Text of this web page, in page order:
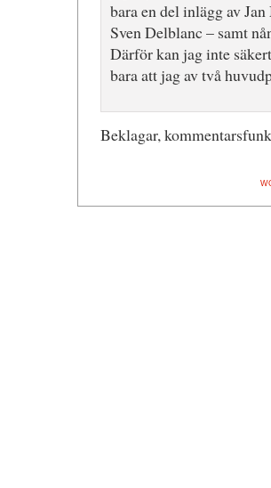
bara en del inlägg av
Sven Delblanc – samt
Därför kan jag inte
bara att jag av två
Beklagar,